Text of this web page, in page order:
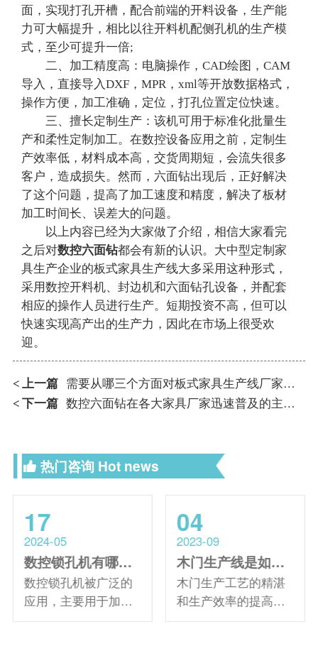
面，实现打孔开槽，配合前端的开料设备，生产能
力可大幅提升，相比以往开料机配侧孔机的生产模
式，至少可提升一倍;
二、加工精度高：电脑操作，CAD绘图，CAM
导入，直接导入DXF，MPR，xml等开放数据格式，
操作方便，加工准确，定位，打孔位置定位快速。
三、擅长定制生产：该机可用于标准化批量生
产和柔性定制加工。在数控设备应用之前，定制生
产效率低，材料成本高，交货周期短，会流失很多
客户，造成损失。然而，六面钻出现后，正好解决
了这个问题，提高了加工速度和精度，解决了板材
加工时间长、误差大的问题。
以上内容已经为大家做了介绍，相信大家看完
之后对数控六面钻都会有新的认识。大中型定制家
具生产企业的板式家具生产线大多采用这种形式，
采用数控开料机、封边机和六面钻孔设备，并配套
相应的操作人员进行生产。短期投资不高，但可以
快速实现高产出的生产力，因此在市场上很受欢
迎。
< 上一篇 需要从哪三个方面对板式家具生产线厂家进行考察
< 下一篇 数控六面钻在各大家具厂家迅速普及的主要原因
热门咨询 Hot news
17
2024-05
数控锁孔机有哪些性能特点
数控锁孔机被广泛的
应用，主要用于加工
木质门、门框、门
04
2023-09
木门生产线是如何做到精度高、速度快的？
木门生产工艺的精湛
和生产效率的提高与
生产设备直接相关，